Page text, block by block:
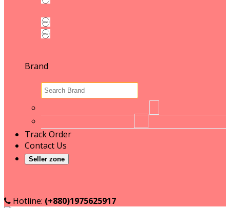
Brand
Track Order
Contact Us
Seller zone
Hotline: (+880)1975625917